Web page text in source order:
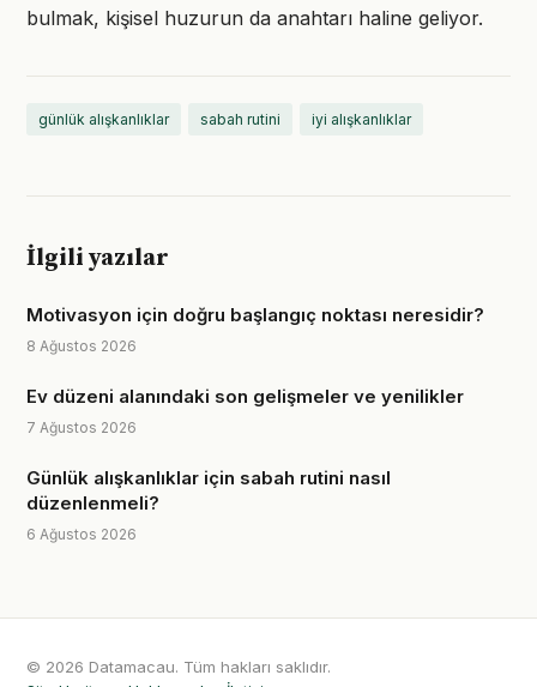
bulmak, kişisel huzurun da anahtarı haline geliyor.
günlük alışkanlıklar sabah rutini iyi alışkanlıklar
İlgili yazılar
Motivasyon için doğru başlangıç noktası neresidir?
8 Ağustos 2026
Ev düzeni alanındaki son gelişmeler ve yenilikler
7 Ağustos 2026
Günlük alışkanlıklar için sabah rutini nasıl
düzenlenmeli?
6 Ağustos 2026
© 2026 Datamacau. Tüm hakları saklıdır.